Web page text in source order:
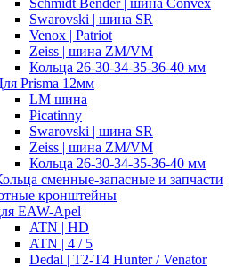
Schmidt Bender | шина Convex
Swarovski | шина SR
Venox | Patriot
Zeiss | шина ZM/VM
Кольца 26-30-34-35-36-40 мм
Prisma 12мм
LM шина
Picatinny
Swarovski | шина SR
Zeiss | шина ZM/VM
Кольца 26-30-34-35-36-40 мм
сменные-запасные и запчасти
кронштейны
EAW-Apel
ATN | HD
ATN | 4 / 5
Dedal | T2-T4 Hunter / Venator